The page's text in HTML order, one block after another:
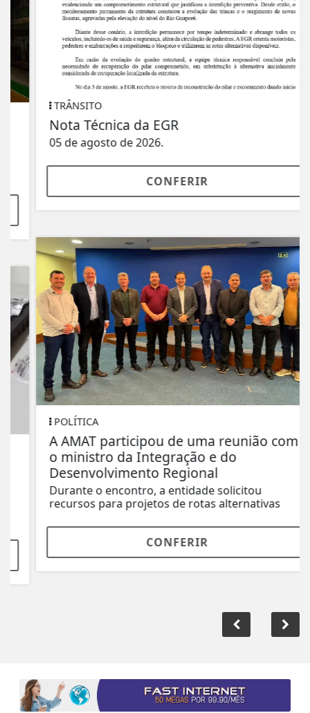
TRÂNSITO
Nota Técnica da EGR
05 de agosto de 2026.
CONFERIR
POLÍTICA
A AMAT participou de uma reunião com
o ministro da Integração e do
Desenvolvimento Regional
Durante o encontro, a entidade solicitou
recursos para projetos de rotas alternativas
CONFERIR